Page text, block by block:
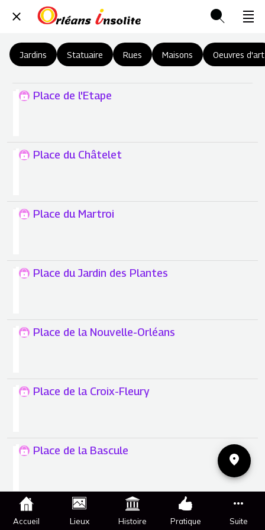
Jardins Statuaire Rues Maisons Oeuvres d'art
Place de l'Etape
Place du Châtelet
Place du Martroi
Place du Jardin des Plantes
Place de la Nouvelle-Orléans
Place de la Croix-Fleury
Place de la Bascule
Place Saint-Charles
Accueil Lieux Histoire Pratique Suite